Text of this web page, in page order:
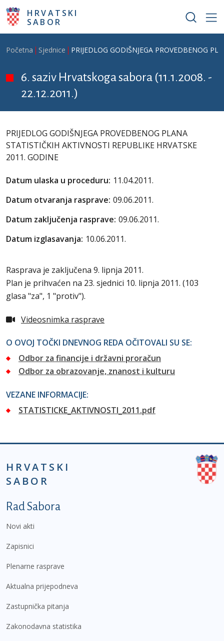
Skoči na glavni sadržaj
HRVATSKI
SABOR
Breadcrumb
Početna Sjednice PRIJEDLOG GODIŠNJEGA PROVEDBENOG
6. saziv Hrvatskoga sabora (11.1.2008. -
22.12.2011.)
PRIJEDLOG GODIŠNJEGA PROVEDBENOG PLANA
STATISTIČKIH AKTIVNOSTI REPUBLIKE HRVATSKE
2011. GODINE
Datum ulaska u proceduru: 11.04.2011.
Datum otvaranja rasprave: 09.06.2011.
Datum zaključenja rasprave: 09.06.2011.
Datum izglasavanja: 10.06.2011.
Rasprava je zaključena 9. lipnja 2011.
Plan je prihvaćen na 23. sjednici 10. lipnja 2011. (103
glasa "za", 1 "protiv").
Videosnimka rasprave
O OVOJ TOČKI DNEVNOG REDA OČITOVALI SU SE:
Odbor za financije i državni proračun
Odbor za obrazovanje, znanost i kulturu
VEZANE INFORMACIJE:
STATISTICKE_AKTIVNOSTI_2011.pdf
HRVATSKI
SABOR
Podnožje prvi izbornik
Rad Sabora
Novi akti
Zapisnici
Plenarne rasprave
Aktualna prijepodneva
Zastupnička pitanja
Zakonodavna statistika